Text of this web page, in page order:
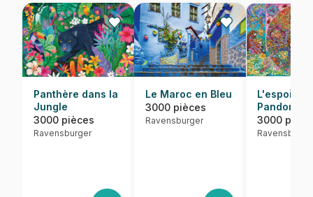
Panthère dans la
Jungle
3000 pièces
Ravensburger
Le Maroc en Bleu
3000 pièces
Ravensburger
L'espoir de
Pandore
3000